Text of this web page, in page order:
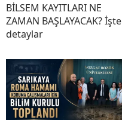
BİLSEM KAYITLARI NE
ZAMAN BAŞLAYACAK? İşte
detaylar